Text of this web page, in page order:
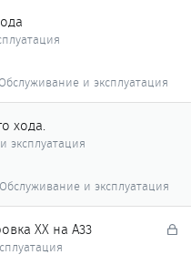
Обслуживание и эксплуатация
хода.
эксплуатация
Обслуживание и эксплуатация
З
ХХ на A33